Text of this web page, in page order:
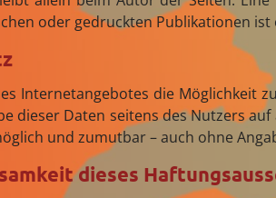
oder gedruckten Publikationen
Internetangebotes die Möglichkeit
dieser Daten seitens des Nutzers
und zumutbar – auch ohne
dieses